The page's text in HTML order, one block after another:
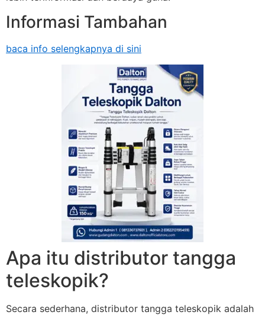
Informasi Tambahan
baca info selengkapnya di sini
Apa itu distributor tangga
teleskopik?
Secara sederhana, distributor tangga teleskopik adalah